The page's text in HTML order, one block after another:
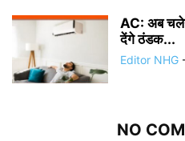
AC: अब
देंगे ठंडक...
Editor NHG
NO